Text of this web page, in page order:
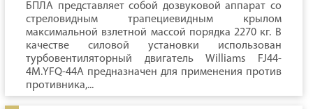
БПЛА представляет собой дозвуковой аппарат со
стреловидным трапециевидным крылом
максимальной взлетной массой порядка 2270 кг. В
качестве силовой установки использован
турбовентиляторный двигатель Williams FJ44-
4M.YFQ-44A предназначен для применения против
противника,...